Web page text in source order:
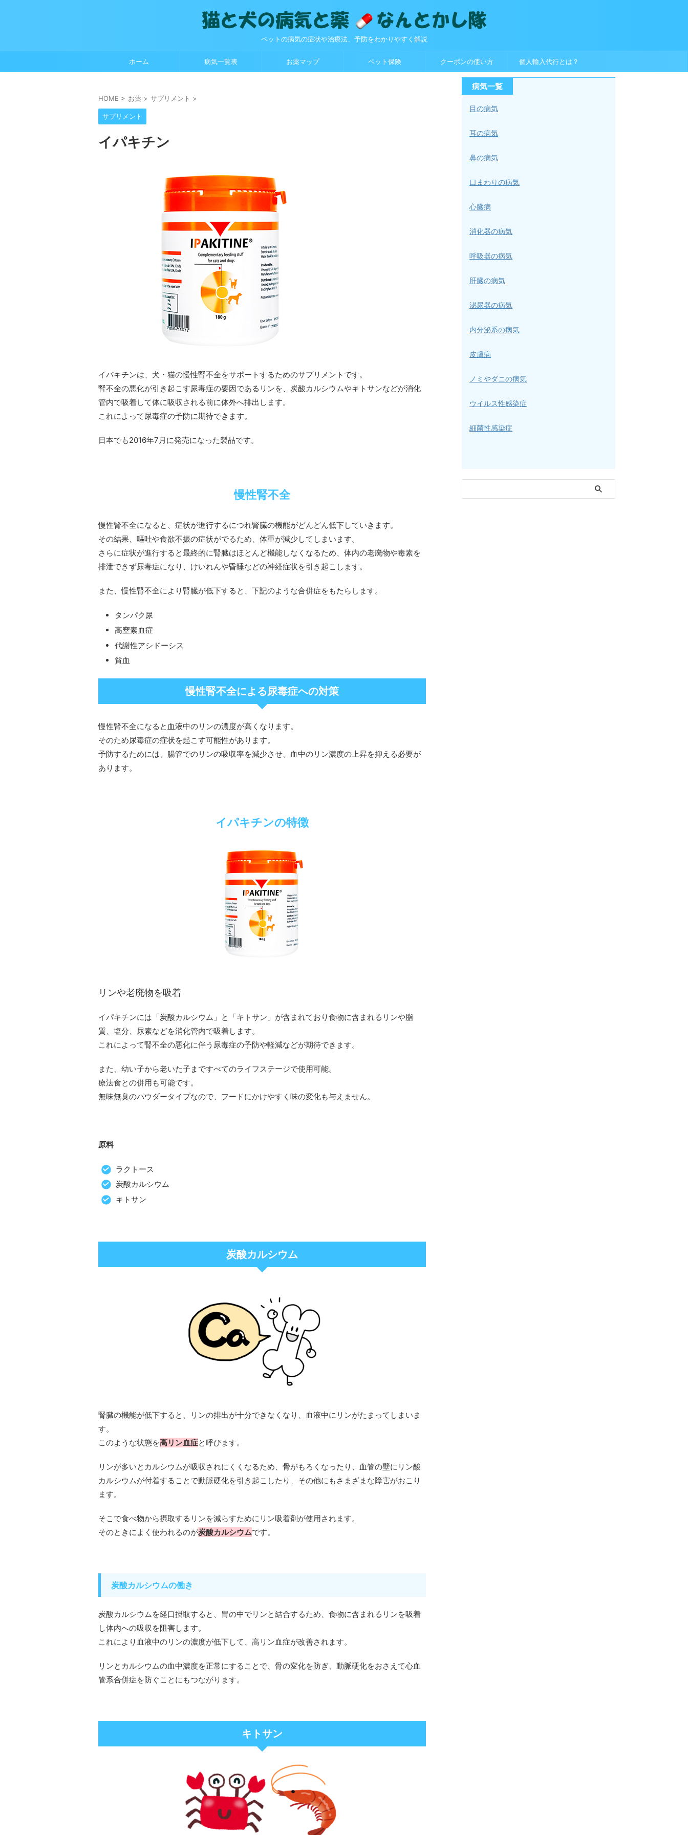
ペットの病気の症状や治療法、予防をわかりやすく解説
ホーム 病気一覧表 お薬マップ ペット保険 クーポンの使い方 個人輸入代行とは？
HOME > お薬 > サプリメント >
サプリメント
イパキチン
イパキチンは、犬・猫の慢性腎不全をサポートするためのサプリメントです。
腎不全の悪化が引き起こす尿毒症の要因であるリンを、炭酸カルシウムやキトサンなどが消化
管内で吸着して体に吸収される前に体外へ排出します。
これによって尿毒症の予防に期待できます。
日本でも2016年7月に発売になった製品です。
慢性腎不全
慢性腎不全になると、症状が進行するにつれ腎臓の機能がどんどん低下していきます。
その結果、嘔吐や食欲不振の症状がでるため、体重が減少してしまいます。
さらに症状が進行すると最終的に腎臓はほとんど機能しなくなるため、体内の老廃物や毒素を
排泄できず尿毒症になり、けいれんや昏睡などの神経症状を引き起こします。
また、慢性腎不全により腎臓が低下すると、下記のような合併症をもたらします。
タンパク尿
高窒素血症
代謝性アシドーシス
貧血
慢性腎不全による尿毒症への対策
慢性腎不全になると血液中のリンの濃度が高くなります。
そのため尿毒症の症状を起こす可能性があります。
予防するためには、腸管でのリンの吸収率を減少させ、血中のリン濃度の上昇を抑える必要が
あります。
イパキチンの特徴
リンや老廃物を吸着
イパキチンには「炭酸カルシウム」と「キトサン」が含まれており食物に含まれるリンや脂
質、塩分、尿素などを消化管内で吸着します。
これによって腎不全の悪化に伴う尿毒症の予防や軽減などが期待できます。
また、幼い子から老いた子まですべてのライフステージで使用可能。
療法食との併用も可能です。
無味無臭のパウダータイプなので、フードにかけやすく味の変化も与えません。
原料
ラクトース
炭酸カルシウム
キトサン
炭酸カルシウム
腎臓の機能が低下すると、リンの排出が十分できなくなり、血液中にリンがたまってしまいま
す。
このような状態を高リン血症と呼びます。
リンが多いとカルシウムが吸収されにくくなるため、骨がもろくなったり、血管の壁にリン酸
カルシウムが付着することで動脈硬化を引き起こしたり、その他にもさまざまな障害がおこり
ます。
そこで食べ物から摂取するリンを減らすためにリン吸着剤が使用されます。
そのときによく使われるのが炭酸カルシウムです。
炭酸カルシウムの働き
炭酸カルシウムを経口摂取すると、胃の中でリンと結合するため、食物に含まれるリンを吸着
し体内への吸収を阻害します。
これにより血液中のリンの濃度が低下して、高リン血症が改善されます。
リンとカルシウムの血中濃度を正常にすることで、骨の変化を防ぎ、動脈硬化をおさえて心血
管系合併症を防ぐことにもつながります。
キトサン
病気一覧
目の病気
耳の病気
鼻の病気
口まわりの病気
心臓病
消化器の病気
呼吸器の病気
肝臓の病気
泌尿器の病気
内分泌系の病気
皮膚病
ノミやダニの病気
ウイルス性感染症
細菌性感染症